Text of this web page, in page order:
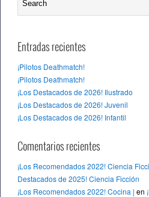
Entradas recientes
¡Pilotos Deathmatch!
¡Pilotos Deathmatch!
¡Los Destacados de 2026! Ilustrado
¡Los Destacados de 2026! Juvenil
¡Los Destacados de 2026! Infantil
Comentarios recientes
¡Los Recomendados 2022! Ciencia
Destacados de 2025! Ciencia Ficción
¡Los Recomendados 2022! Cocina | en